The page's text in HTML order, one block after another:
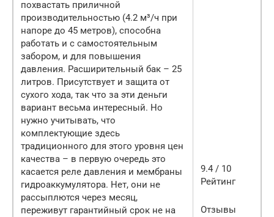
похвастать приличной
производительностью (4.2 м³/ч при
напоре до 45 метров), способна
работать и с самостоятельным
забором, и для повышения
давления. Расширительный бак – 25
литров. Присутствует и защита от
сухого хода, так что за эти деньги
вариант весьма интересный. Но
нужно учитывать, что
комплектующие здесь
традиционного для этого уровня цен
качества – в первую очередь это
касается реле давления и мембраны
гидроаккумулятора. Нет, они не
рассыплются через месяц,
переживут гарантийный срок не на
9.4 / 10
Рейтинг
Отзывы